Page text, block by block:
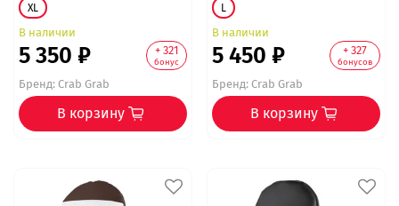
XL
В наличии
5 350 ₽ + 321
бонус
Бренд:Crab Grab
В корзину
L
В наличии
5 450 ₽ + 327
бонусов
Бренд:Crab Grab
В корзину